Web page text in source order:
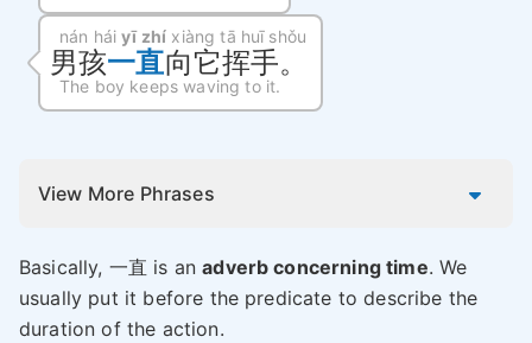
nán háiyī zhí xiàng tā huī shǒu
男孩一直向它挥手。
The boy keeps waving to it.
View More Phrases
Basically, 一直 is anadverb concerning time. We
usually put it before the predicate to describe the
duration of the action.